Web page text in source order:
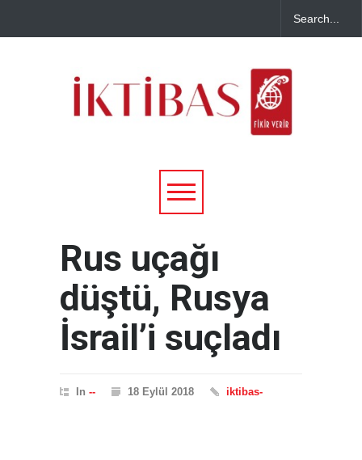
Rus uçağı
düştü, Rusya
İsrail’i suçladı
In -- 18 Eylül 2018 iktibas-